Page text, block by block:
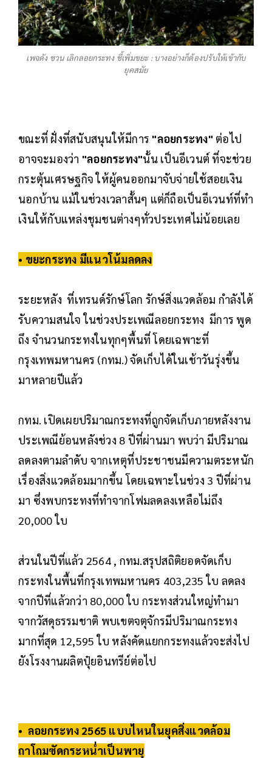
เพจดัง ชวน เลิกลอยกระทง ชี้เพิ่มขยะ : บางอย่างก็ต้องปรับให้เข้ากับ
ยุคสมัย
ขณะที่ ฝั่งที่สนับสนุนให้มีการ "ลอยกระทง" ต่อไป
อาจจะมองว่า "ลอยกระทง"นั้น เป็นอีเวนต์ ที่จะช่วย
กระตุ้นเศรษฐกิจ ให้ผู้คนออกมาจับจ่ายใช้สอยเงิน
นอกบ้าน แม้ในช่วงเวลาสั้นๆ แต่ก็ถือเป็นอีเวนท์ที่ทำ
เงินให้กับแหล่งชุมชนต่างๆทั่วประเทศไม่น้อยเลย
• ขยะกระทง มีแนวโน้มลดลง
ระยะหลัง ที่เทรนด์รักษ์โลก รักษ์สิ่งแวดล้อม กำลังได้
รับความสนใจ ในช่วงประเพณีลอยกระทง มีการ พูด
ถึง จำนวนกระทงในทุกๆพื้นที่ โดยเฉพาะที่
กรุงเทพมหานคร (กทม.) จัดเก็บได้ในเช้าวันรุ่งขึ้น
มาหลายปีแล้ว
กทม. เปิดเผยปริมาณกระทงที่ถูกจัดเก็บภายหลังงาน
ประเพณีย้อนหลังช่วง 8 ปีที่ผ่านมา พบว่า มีปริมาณ
ลดลงตามลำดับ จากเหตุที่ประชาชนมีความตระหนัก
เรื่องสิ่งแวดล้อมมากขึ้น โดยเฉพาะในช่วง 3 ปีที่ผ่าน
มา ซึ่งพบกระทงที่ทำจากโฟมลดลงเหลือไม่ถึง
20,000 ใบ
ส่วนในปีที่แล้ว 2564 , กทม.สรุปสถิติยอดจัดเก็บ
กระทงในพื้นที่กรุงเทพมหานคร 403,235 ใบ ลดลง
จากปีที่แล้วกว่า 80,000 ใบ กระทงส่วนใหญ่ทำมา
จากวัสดุธรรมชาติ พบเขตจตุจักรมีปริมาณกระทง
มากที่สุด 12,595 ใบ หลังคัดแยกกระทงแล้วจะส่งไป
ยังโรงงานผลิตปุ๋ยอินทรีย์ต่อไป
• ลอยกระทง 2565 แบบไหนในยุคสิ่งแวดล้อม
ถาโถมซัดกระหน่ำเป็นพายุ